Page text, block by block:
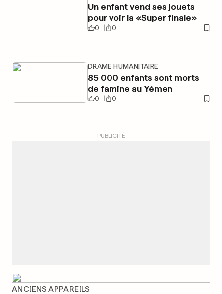
Un enfant vend ses jouets
pour voir la «Super finale»
0 0
DRAME HUMANITAIRE
85 000 enfants sont morts
de famine au Yémen
0 0
PUBLICITÉ
ANCIENS APPAREILS